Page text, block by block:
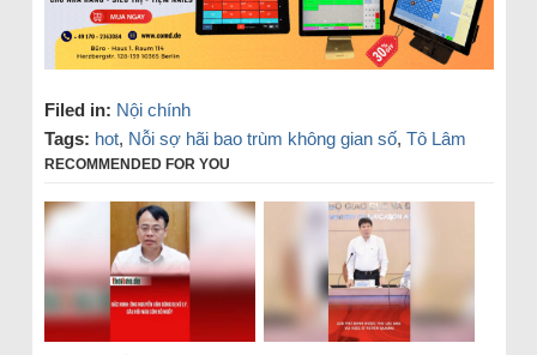
Filed in: Nội chính
Tags: hot, Nỗi sợ hãi bao trùm không gian số, Tô Lâm
RECOMMENDED FOR YOU